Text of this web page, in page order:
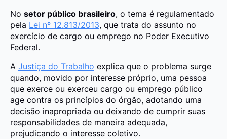
No setor público brasileiro, o tema é regulamentado
pela Lei nº 12.813/2013, que trata do assunto no
exercício de cargo ou emprego no Poder Executivo
Federal.
A Justiça do Trabalho explica que o problema surge
quando, movido por interesse próprio, uma pessoa
que exerce ou exerceu cargo ou emprego público
age contra os princípios do órgão, adotando uma
decisão inapropriada ou deixando de cumprir suas
responsabilidades de maneira adequada,
prejudicando o interesse coletivo.